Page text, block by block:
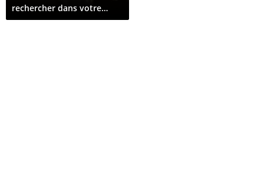
rechercher dans votre
prochain véhicule